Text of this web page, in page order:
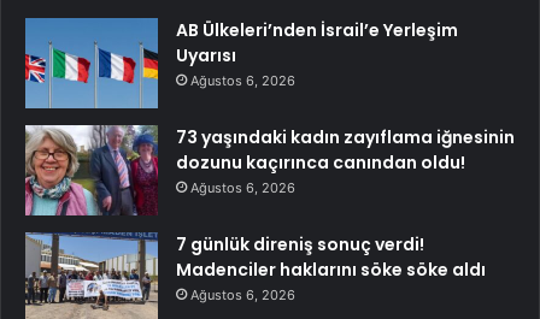
AB Ülkeleri’nden İsrail’e Yerleşim
Uyarısı
Ağustos 6, 2026
73 yaşındaki kadın zayıflama iğnesinin
dozunu kaçırınca canından oldu!
Ağustos 6, 2026
7 günlük direniş sonuç verdi!
Madenciler haklarını söke söke aldı
Ağustos 6, 2026